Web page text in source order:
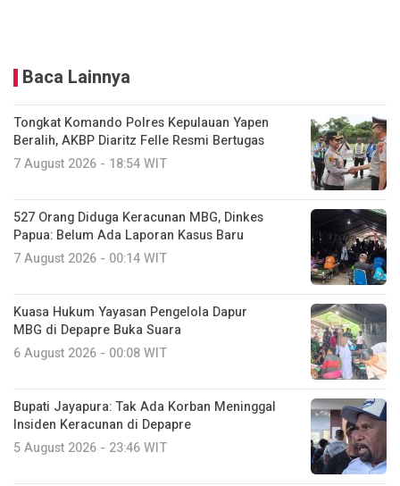
Baca Lainnya
Tongkat Komando Polres Kepulauan Yapen
Beralih, AKBP Diaritz Felle Resmi Bertugas
7 August 2026 - 18:54 WIT
527 Orang Diduga Keracunan MBG, Dinkes
Papua: Belum Ada Laporan Kasus Baru
7 August 2026 - 00:14 WIT
Kuasa Hukum Yayasan Pengelola Dapur
MBG di Depapre Buka Suara
6 August 2026 - 00:08 WIT
Bupati Jayapura: Tak Ada Korban Meninggal
Insiden Keracunan di Depapre
5 August 2026 - 23:46 WIT